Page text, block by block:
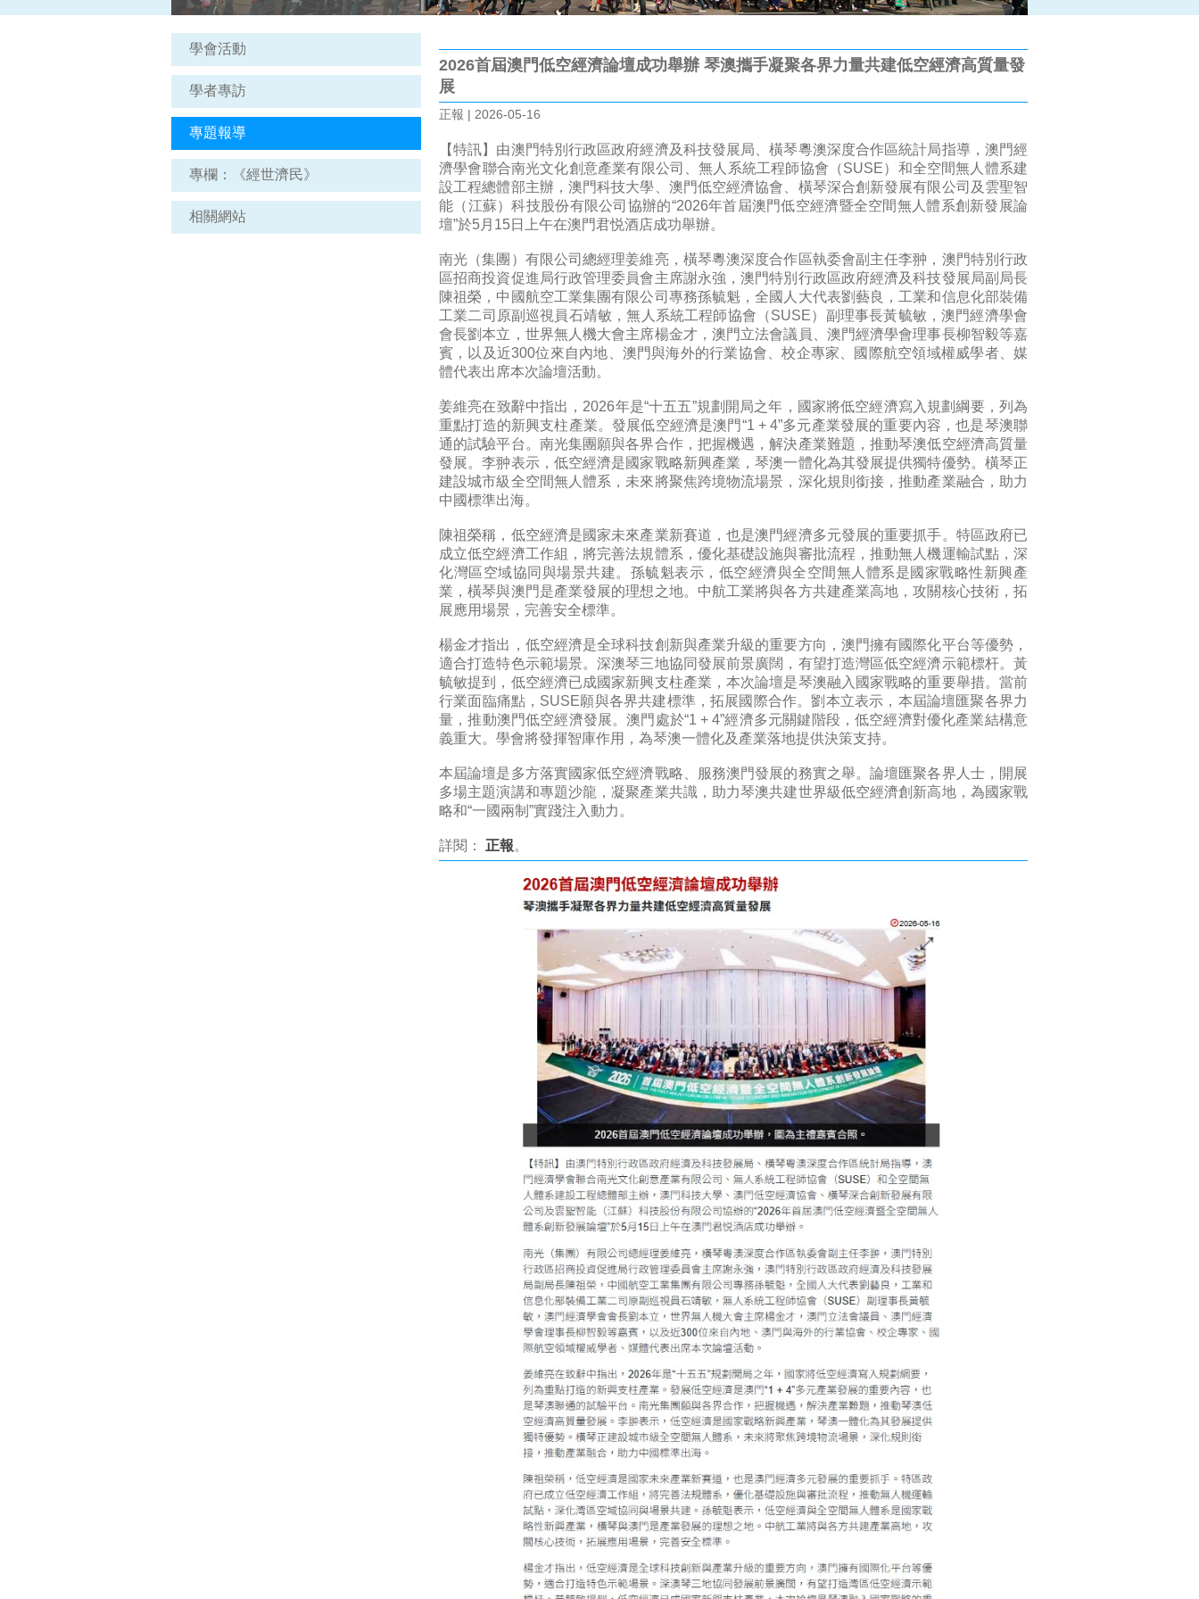
學會活動
學者專訪
專題報導
專欄：《經世濟民》
相關網站
2026首屆澳門低空經濟論壇成功舉辦 琴澳攜手凝聚各界力量共建低空經濟高質量發
展
正報 | 2026-05-16
【特訊】由澳門特別行政區政府經濟及科技發展局、橫琴粵澳深度合作區統計局指導，澳門經
濟學會聯合南光文化創意產業有限公司、無人系統工程師協會（SUSE）和全空間無人體系建
設工程總體部主辦，澳門科技大學、澳門低空經濟協會、橫琴深合創新發展有限公司及雲聖智
能（江蘇）科技股份有限公司協辦的“2026年首屆澳門低空經濟暨全空間無人體系創新發展論
壇”於5月15日上午在澳門君悦酒店成功舉辦。
南光（集團）有限公司總經理姜維亮，橫琴粵澳深度合作區執委會副主任李翀，澳門特別行政
區招商投資促進局行政管理委員會主席謝永強，澳門特別行政區政府經濟及科技發展局副局長
陳祖榮，中國航空工業集團有限公司專務孫毓魁，全國人大代表劉藝良，工業和信息化部裝備
工業二司原副巡視員石靖敏，無人系統工程師協會（SUSE）副理事長黃毓敏，澳門經濟學會
會長劉本立，世界無人機大會主席楊金才，澳門立法會議員、澳門經濟學會理事長柳智毅等嘉
賓，以及近300位來自內地、澳門與海外的行業協會、校企專家、國際航空領域權威學者、媒
體代表出席本次論壇活動。
姜維亮在致辭中指出，2026年是“十五五”規劃開局之年，國家將低空經濟寫入規劃綱要，列為
重點打造的新興支柱產業。發展低空經濟是澳門“1 + 4”多元產業發展的重要內容，也是琴澳聯
通的試驗平台。南光集團願與各界合作，把握機遇，解決產業難題，推動琴澳低空經濟高質量
發展。李翀表示，低空經濟是國家戰略新興產業，琴澳一體化為其發展提供獨特優勢。橫琴正
建設城市級全空間無人體系，未來將聚焦跨境物流場景，深化規則銜接，推動產業融合，助力
中國標準出海。
陳祖榮稱，低空經濟是國家未來產業新賽道，也是澳門經濟多元發展的重要抓手。特區政府已
成立低空經濟工作組，將完善法規體系，優化基礎設施與審批流程，推動無人機運輸試點，深
化灣區空域協同與場景共建。孫毓魁表示，低空經濟與全空間無人體系是國家戰略性新興產
業，橫琴與澳門是產業發展的理想之地。中航工業將與各方共建產業高地，攻關核心技術，拓
展應用場景，完善安全標準。
楊金才指出，低空經濟是全球科技創新與產業升級的重要方向，澳門擁有國際化平台等優勢，
適合打造特色示範場景。深澳琴三地協同發展前景廣闊，有望打造灣區低空經濟示範標杆。黃
毓敏提到，低空經濟已成國家新興支柱產業，本次論壇是琴澳融入國家戰略的重要舉措。當前
行業面臨痛點，SUSE願與各界共建標準，拓展國際合作。劉本立表示，本屆論壇匯聚各界力
量，推動澳門低空經濟發展。澳門處於“1 + 4”經濟多元關鍵階段，低空經濟對優化產業結構意
義重大。學會將發揮智庫作用，為琴澳一體化及產業落地提供決策支持。
本屆論壇是多方落實國家低空經濟戰略、服務澳門發展的務實之舉。論壇匯聚各界人士，開展
多場主題演講和專題沙龍，凝聚產業共識，助力琴澳共建世界級低空經濟創新高地，為國家戰
略和“一國兩制”實踐注入動力。
詳閱： 正報。